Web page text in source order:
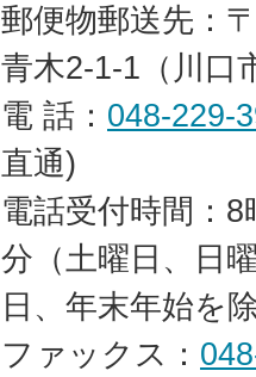
郵便物郵送先：
青木2-1-1（川口
電 話： 048-229-
直通)
電話受付時間：
分（土曜日、日
日、年末年始を
ファックス：